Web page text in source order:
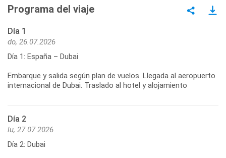
Programa del viaje
Día 1
do, 26.07.2026
Día 1: España – Dubai
Embarque y salida según plan de vuelos. Llegada al aeropuerto
internacional de Dubai. Traslado al hotel y alojamiento
Día 2
lu, 27.07.2026
Día 2: Dubai